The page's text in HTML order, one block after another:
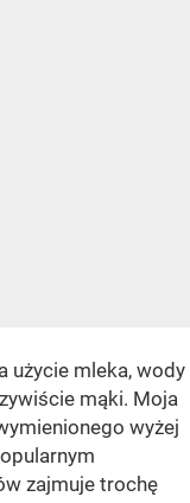
użycie mleka, wody
mąki. Moja
wyżej
zajmuje trochę